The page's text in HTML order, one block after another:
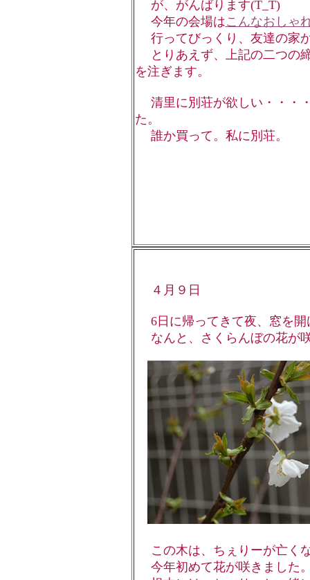
が、がんばります(T_T)
今年の会場はこんなおしゃ
行ってびっくり、友達の家
とりあえず、上記の二つの
を注ぎます。
清里に別荘が欲しい・・・
た。
誰か買って。私に別荘。
４月９日
6日に帰ってきて夜、窓を開
なんと、さくらんぼの花が
この木は、ちぇりーが亡く
今年初めて花が咲きました